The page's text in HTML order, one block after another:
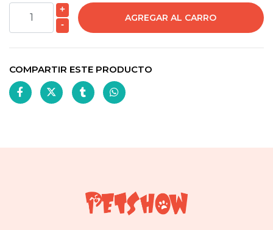
+
-
COMPARTIR ESTE PRODUCTO